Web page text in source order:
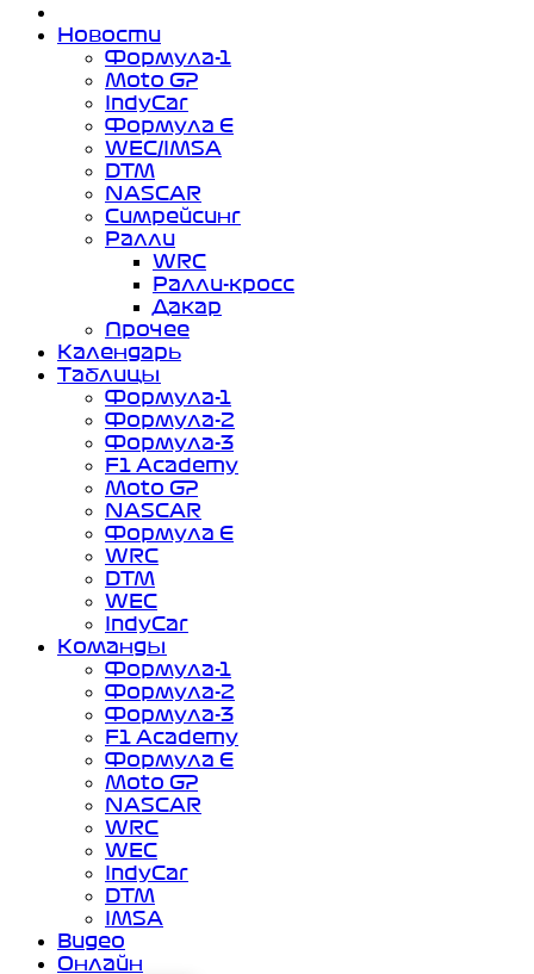
Новости
Формула-1
Moto GP
IndyCar
Формула Е
WEC/IMSA
DTM
NASCAR
Симрейсинг
Ралли
WRC
Ралли-кросс
Дакар
Прочее
Календарь
Таблицы
Формула-1
Формула-2
Формула-3
F1 Academy
Moto GP
NASCAR
Формула Е
WRC
DTM
WEC
IndyCar
Команды
Формула-1
Формула-2
Формула-3
F1 Academy
Формула Е
Moto GP
NASCAR
WRC
WEC
IndyCar
DTM
IMSA
Видео
Онлайн